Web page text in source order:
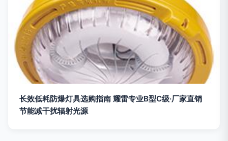
长效低耗防爆灯具选购指南 耀雷专业B型C级·厂家直销
节能减干扰辐射光源